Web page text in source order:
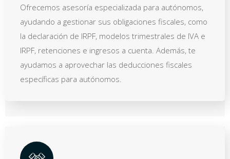
Ofrecemos asesoría especializada para autónomos,
ayudando a gestionar sus obligaciones fiscales, como
la declaración de IRPF, modelos trimestrales de IVA e
IRPF, retenciones e ingresos a cuenta. Además, te
ayudamos a aprovechar las deducciones fiscales
específicas para autónomos.